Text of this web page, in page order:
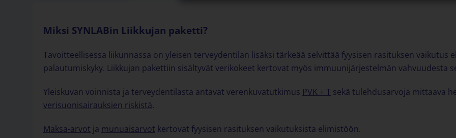
Miksi SYNLABin Liikkujan paketti?
Tavoitteellisessa liikunnassa on yleisen terveydentilan lisäksi tärkeää selvittää fyysisen rasituksen vaikutus
palautumiskyky. Liikkujan pakettiin sisältyvät verikokeet kertovat myös immuunijärjestelmän vahvuudesta
Yleiskuvan voinnista ja terveydentilasta antavat verenkuvatutkimus PVK + T sekä tulehdusarvoja mittaava
verisuonisairauksien riskistä.
Maksa-arvot ja munuaisarvot kertovat fyysisen rasituksen vaikutuksista elimistöön.